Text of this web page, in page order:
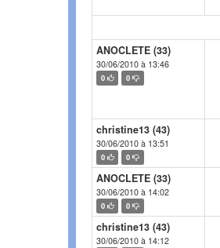
ANOCLETE (33)
30/06/2010 à 13:46
0 0
christine13 (43)
30/06/2010 à 13:51
0 0
ANOCLETE (33)
30/06/2010 à 14:02
0 0
christine13 (43)
30/06/2010 à 14:12